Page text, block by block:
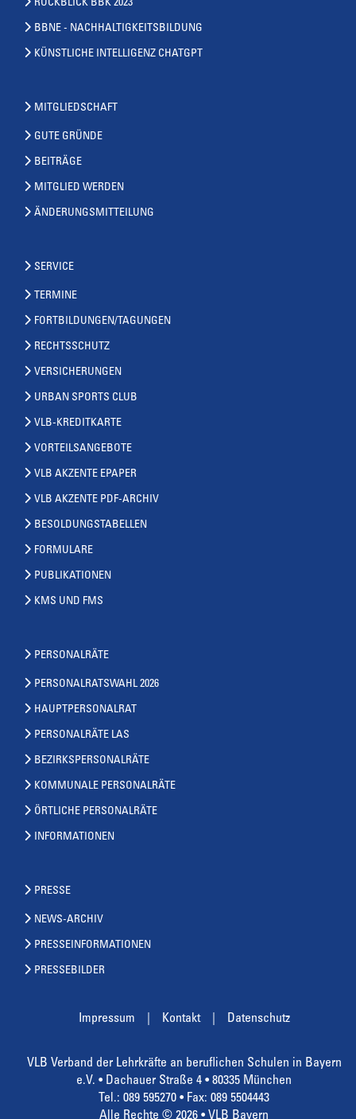
RÜCKBLICK BBK 2023
BBNE - NACHHALTIGKEITSBILDUNG
KÜNSTLICHE INTELLIGENZ CHATGPT
MITGLIEDSCHAFT
GUTE GRÜNDE
BEITRÄGE
MITGLIED WERDEN
ÄNDERUNGSMITTEILUNG
SERVICE
TERMINE
FORTBILDUNGEN/TAGUNGEN
RECHTSSCHUTZ
VERSICHERUNGEN
URBAN SPORTS CLUB
VLB-KREDITKARTE
VORTEILSANGEBOTE
VLB AKZENTE EPAPER
VLB AKZENTE PDF-ARCHIV
BESOLDUNGSTABELLEN
FORMULARE
PUBLIKATIONEN
KMS UND FMS
PERSONALRÄTE
PERSONALRATSWAHL 2026
HAUPTPERSONALRAT
PERSONALRÄTE LAS
BEZIRKSPERSONALRÄTE
KOMMUNALE PERSONALRÄTE
ÖRTLICHE PERSONALRÄTE
INFORMATIONEN
PRESSE
NEWS-ARCHIV
PRESSEINFORMATIONEN
PRESSEBILDER
Impressum Kontakt Datenschutz
VLB Verband der Lehrkräfte an beruflichen Schulen in Bayern
e.V. • Dachauer Straße 4 • 80335 München
Tel.: 089 595270 • Fax: 089 5504443
Alle Rechte © 2026 • VLB Bayern